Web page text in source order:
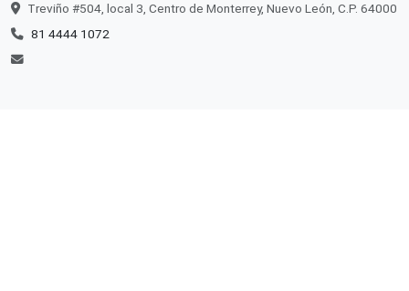
Treviño #504, local 3, Centro de Monterrey, Nuevo León, C.P. 64000
81 4444 1072